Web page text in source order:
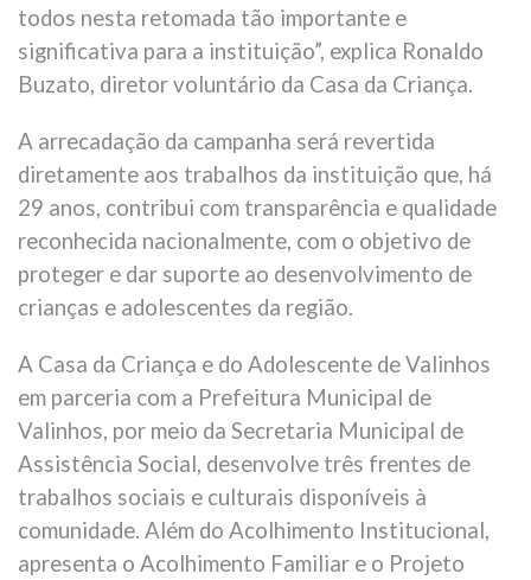
todos nesta retomada tão importante e
significativa para a instituição”, explica Ronaldo
Buzato, diretor voluntário da Casa da Criança.
A arrecadação da campanha será revertida
diretamente aos trabalhos da instituição que, há
29 anos, contribui com transparência e qualidade
reconhecida nacionalmente, com o objetivo de
proteger e dar suporte ao desenvolvimento de
crianças e adolescentes da região.
A Casa da Criança e do Adolescente de Valinhos
em parceria com a Prefeitura Municipal de
Valinhos, por meio da Secretaria Municipal de
Assistência Social, desenvolve três frentes de
trabalhos sociais e culturais disponíveis à
comunidade. Além do Acolhimento Institucional,
apresenta o Acolhimento Familiar e o Projeto